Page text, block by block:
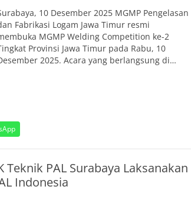
10 Desember 2025 MGMP Pengelasan
Fabrikasi Logam Jawa Timur resmi
MGMP Welding Competition ke-2
Provinsi Jawa Timur pada Rabu, 10
2025. Acara yang berlangsung di…
PAL Surabaya Laksanakan
Indonesia